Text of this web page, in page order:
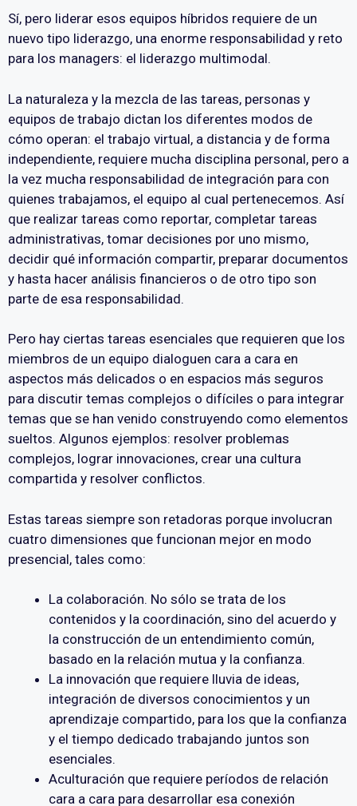
Sí, pero liderar esos equipos híbridos requiere de un
nuevo tipo liderazgo, una enorme responsabilidad y reto
para los managers: el liderazgo multimodal.
La naturaleza y la mezcla de las tareas, personas y
equipos de trabajo dictan los diferentes modos de
cómo operan: el trabajo virtual, a distancia y de forma
independiente, requiere mucha disciplina personal, pero a
la vez mucha responsabilidad de integración para con
quienes trabajamos, el equipo al cual pertenecemos. Así
que realizar tareas como reportar, completar tareas
administrativas, tomar decisiones por uno mismo,
decidir qué información compartir, preparar documentos
y hasta hacer análisis financieros o de otro tipo son
parte de esa responsabilidad.
Pero hay ciertas tareas esenciales que requieren que los
miembros de un equipo dialoguen cara a cara en
aspectos más delicados o en espacios más seguros
para discutir temas complejos o difíciles o para integrar
temas que se han venido construyendo como elementos
sueltos. Algunos ejemplos: resolver problemas
complejos, lograr innovaciones, crear una cultura
compartida y resolver conflictos.
Estas tareas siempre son retadoras porque involucran
cuatro dimensiones que funcionan mejor en modo
presencial, tales como:
La colaboración. No sólo se trata de los
contenidos y la coordinación, sino del acuerdo y
la construcción de un entendimiento común,
basado en la relación mutua y la confianza.
La innovación que requiere lluvia de ideas,
integración de diversos conocimientos y un
aprendizaje compartido, para los que la confianza
y el tiempo dedicado trabajando juntos son
esenciales.
Aculturación que requiere períodos de relación
cara a cara para desarrollar esa conexión